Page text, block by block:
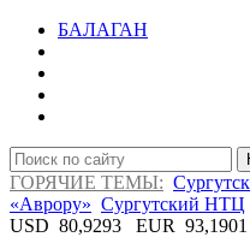
БАЛАГАН
ГОРЯЧИЕ ТЕМЫ:
«Аврору» Сургутский НТЦ
USD 80,9293 EUR 93,1901